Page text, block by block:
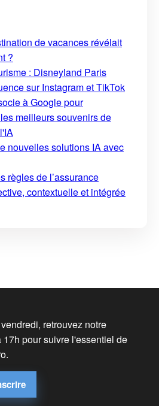
de vacances révélait
?
: Disneyland Paris
sur Instagram et TikTok
à Google pour
meilleurs souvenirs de
nouvelles solutions IA avec
règles de l’assurance
contextuelle et intégrée
retrouvez notre
17h pour suivre l'essentiel de